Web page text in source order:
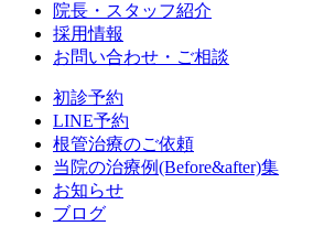
院長・スタッフ紹介
採用情報
お問い合わせ・ご相談
初診予約
LINE予約
根管治療のご依頼
当院の治療例(Before&after)集
お知らせ
ブログ